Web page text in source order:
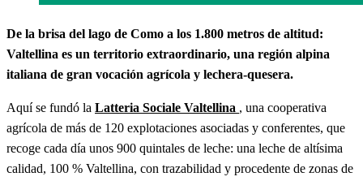
De la brisa del lago de Como a los 1.800 metros de altitud:
Valtellina es un territorio extraordinario, una región alpina
italiana de gran vocación agrícola y lechera-quesera.
Aquí se fundó la Latteria Sociale Valtellina , una cooperativa
agrícola de más de 120 explotaciones asociadas y conferentes, que
recoge cada día unos 900 quintales de leche: una leche de altísima
calidad, 100 % Valtellina, con trazabilidad y procedente de zonas de